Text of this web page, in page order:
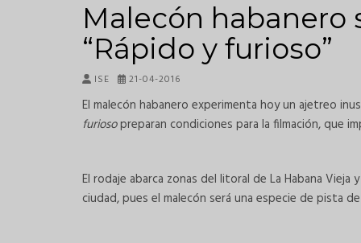
Malecón habanero
“Rápido y furioso”
ISE 21-04-2016
El malecón habanero experimenta hoy un ajetreo
furiosopreparan condiciones para la filmación, que
El rodaje abarca zonas del litoral de La Habana
ciudad, pues el malecón será una especie de pista